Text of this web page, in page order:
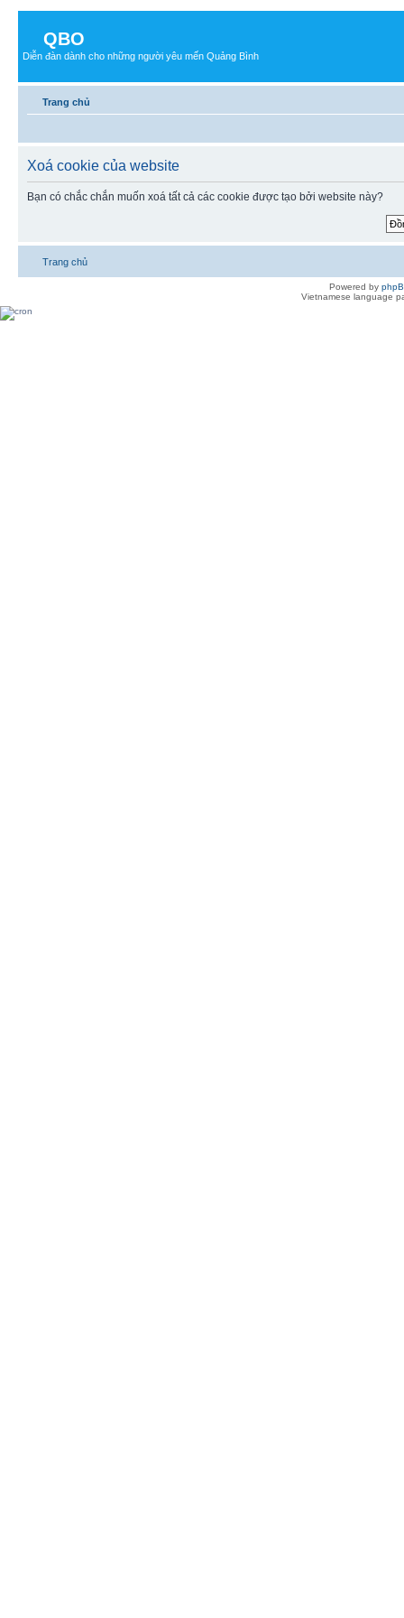
QBO
Diễn đàn dành cho những người yêu mến Quảng Bình
Trang chủ
Xoá cookie của website
Bạn có chắc chắn muốn xoá tất cả các cookie được tạo bởi website này?
Trang chủ
Powered by
Vietnamese language